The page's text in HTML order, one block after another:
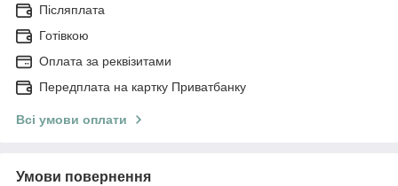
Післяплата
Готівкою
Оплата за реквізитами
Передплата на картку Приватбанку
Всі умови оплати
Умови повернення